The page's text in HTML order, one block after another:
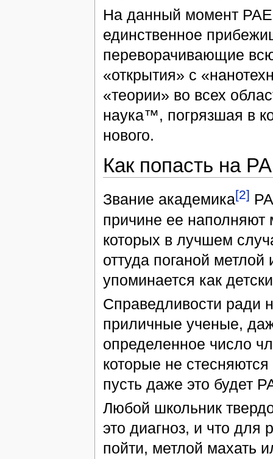
На данный момент
единственное
переворачивающие
«открытия» с
«теории» во всех
наука™, погрязшая в
нового.
Как попасть на
Звание академика[2]
причине ее наполняют
которых в лучшем
оттуда поганой
упоминается как
Справедливости ради
приличные ученые,
определенное число
которые не
пусть даже это будет
Любой школьник
это диагноз, и что
пойти, метлой махать